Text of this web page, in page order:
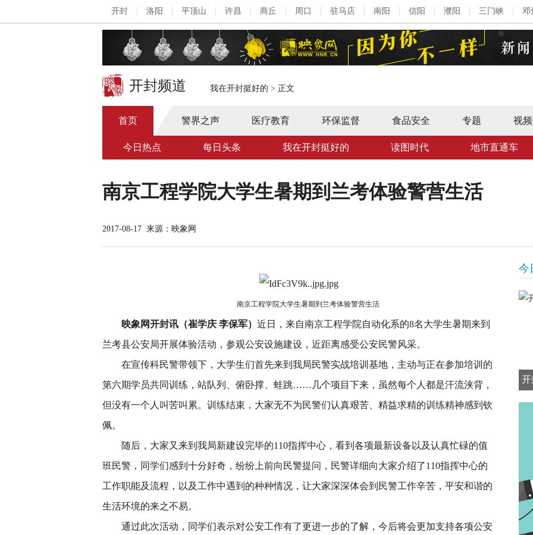
开封 洛阳 平顶山 许昌 商丘 周口 驻马店 南阳 信阳 濮阳 三门峡 邓
开封频道 我在开封挺好的 > 正文
首页 警界之声 医疗教育 环保监督 食品安全 专题 视频
今日热点 每日头条 我在开封挺好的 读图时代 地市直通车
南京工程学院大学生暑期到兰考体验警营生活
2017-08-17 来源：映象网
南京工程学院大学生暑期到兰考体验警营生活
映象网开封讯（崔学庆 李保军） 近日，来自南京工程学院自动化系的8名大学生暑期来到
兰考县公安局开展体验活动，参观公安设施建设，近距离感受公安民警风采。
在宣传科民警带领下，大学生们首先来到我局民警实战培训基地，主动与正在参加培训的
第六期学员共同训练，站队列、俯卧撑、蛙跳……几个项目下来，虽然每个人都是汗流浃背，
但没有一个人叫苦叫累。训练结束，大家无不为民警们认真艰苦、精益求精的训练精神感到钦
佩。
随后，大家又来到我局新建设完毕的110指挥中心，看到各项最新设备以及认真忙碌的值
班民警，同学们感到十分好奇，纷纷上前向民警提问，民警详细向大家介绍了110指挥中心的
工作职能及流程，以及工作中遇到的种种情况，让大家深深体会到民警工作辛苦，平安和谐的
生活环境的来之不易。
通过此次活动，同学们表示对公安工作有了更进一步的了解，今后将会更加支持各项公安
今
开